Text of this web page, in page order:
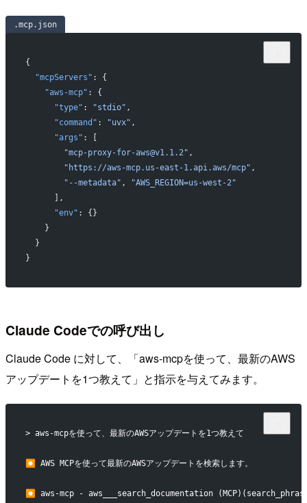
.mcp.json
{
  "mcpServers"
: {
    "aws-mcp"
: {
      "type"
: "stdio" ,
      "command"
: "uvx" ,
      "args"
: [
        "mcp-proxy-for-aws@v1.1.2"
,
        "https://aws-mcp.us-east-1.api.aws/mcp"
,
        "--metadata"
,
"AWS_REGION=us-west-2"
      ],
      "env"
: {}
    }
  }
}
Claude Codeでの呼び出し
Claude Code に対して、「aws-mcpを使って、最新のAWS
アップデートを1つ教えて」と指示を与えてみます。
> aws-mcpを使って、最新のAWSアップデートを1つ教えて
⏺ AWS MCPを使って最新のAWSアップデートを検索します。
⏺ aws-mcp - aws___search_documentation